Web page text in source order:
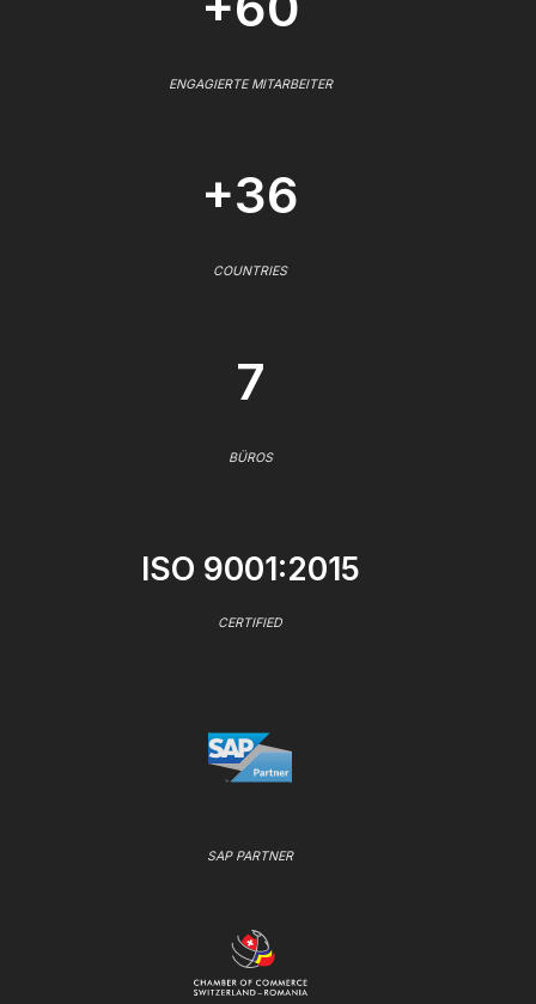
ENGAGIERTE MITARBEITER
+36
COUNTRIES
7
BÜROS
ISO 9001:2015
CERTIFIED
SAP PARTNER